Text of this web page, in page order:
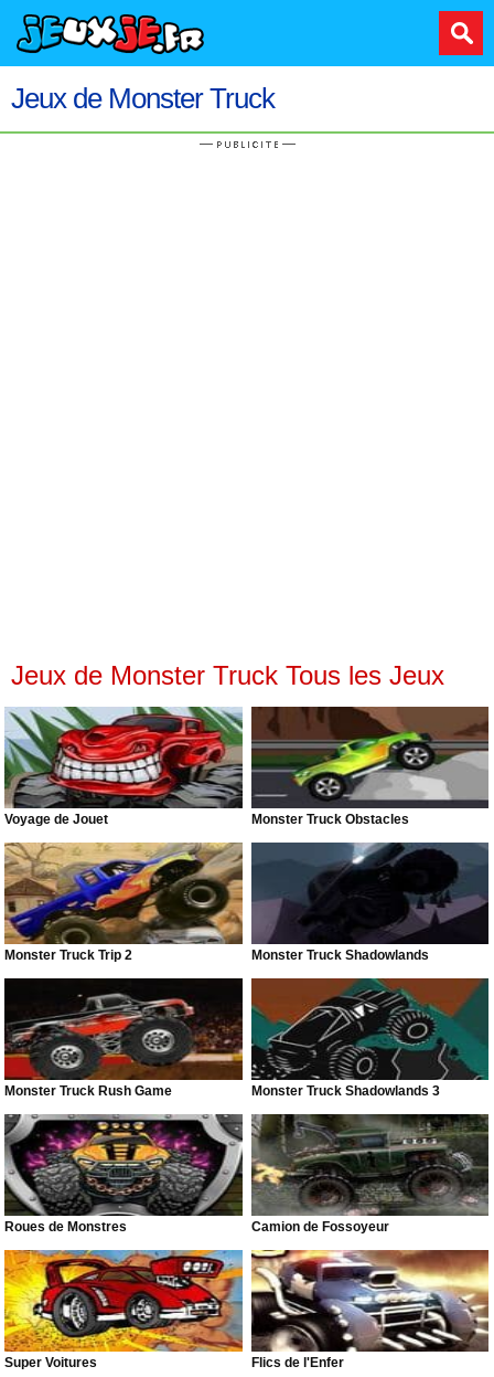
Jeux de Monster Truck
Jeux de Monster Truck Tous les Jeux
Voyage de Jouet Monster Truck Obstacles
Monster Truck Trip 2 Monster Truck Shadowlands
Monster Truck Rush Game Monster Truck Shadowlands 3
Roues de Monstres Camion de Fossoyeur
Super Voitures Flics de l'Enfer